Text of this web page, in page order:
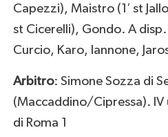
Capezzi), Maistro (1′ st
st Cicerelli), Gondo. A
Curcio, Karo, Iannone,
Arbitro: Simone Sozza di
(Maccaddino/Cipressa).
di Roma 1